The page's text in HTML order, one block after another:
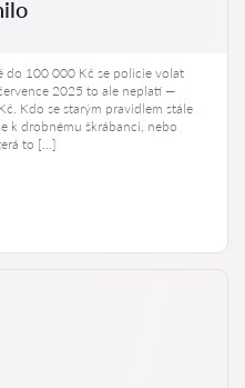
do 100 000 Kč se policie volat
2025 to ale neplatí —
Kdo se starým pravidlem stále
k drobnému škrábanci, nebo
to […]